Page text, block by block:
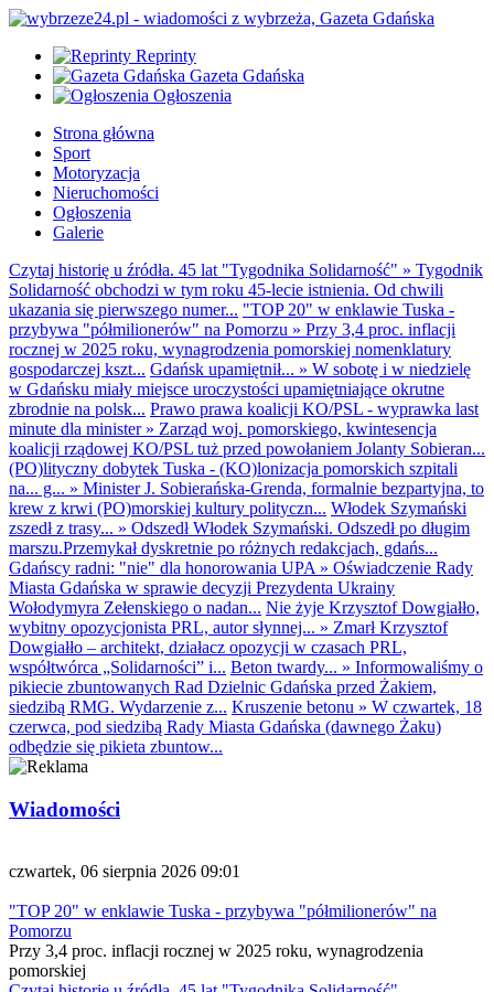
Reprinty
Gazeta Gdańska
Ogłoszenia
Strona główna
Sport
Motoryzacja
Nieruchomości
Ogłoszenia
Galerie
Czytaj historię u źródła. 45 lat "Tygodnika Solidarność" » Tygodnik
Solidarność obchodzi w tym roku 45-lecie istnienia. Od chwili
ukazania się pierwszego numer... "TOP 20" w enklawie Tuska -
przybywa "półmilionerów" na Pomorzu » Przy 3,4 proc. inflacji
rocznej w 2025 roku, wynagrodzenia pomorskiej nomenklatury
gospodarczej kszt... Gdańsk upamiętnił... » W sobotę i w niedzielę
w Gdańsku miały miejsce uroczystości upamiętniające okrutne
zbrodnie na polsk... Prawo prawa koalicji KO/PSL - wyprawka last
minute dla minister» Zarząd woj. pomorskiego, kwintesencja
koalicji rządowej KO/PSL tuż przed powołaniem Jolanty Sobieran...
(PO)lityczny dobytek Tuska - (KO)lonizacja pomorskich szpitali
na... g... » Minister J. Sobierańska-Grenda, formalnie bezpartyjna, to
krew z krwi (PO)morskiej kultury polityczn... Włodek Szymański
zszedł z trasy... » Odszedł Włodek Szymański. Odszedł po długim
marszu.Przemykał dyskretnie po różnych redakcjach, gdańs...
Gdańscy radni: "nie" dla honorowania UPA » Oświadczenie Rady
Miasta Gdańska w sprawie decyzji Prezydenta Ukrainy
Wołodymyra Zełenskiego o nadan... Nie żyje Krzysztof Dowgiałło,
wybitny opozycjonista PRL, autor słynnej... » Zmarł Krzysztof
Dowgiałło – architekt, działacz opozycji w czasach PRL,
współtwórca „Solidarności” i... Beton twardy... » Informowaliśmy o
pikiecie zbuntowanych Rad Dzielnic Gdańska przed Żakiem,
siedzibą RMG. Wydarzenie z... Kruszenie betonu » W czwartek, 18
czerwca, pod siedzibą Rady Miasta Gdańska (dawnego Żaku)
odbędzie się pikieta zbuntow...
Wiadomości
czwartek, 06 sierpnia 2026 09:01
"TOP 20" w enklawie Tuska - przybywa "półmilionerów" na
Pomorzu
Przy 3,4 proc. inflacji rocznej w 2025 roku, wynagrodzenia
pomorskiej